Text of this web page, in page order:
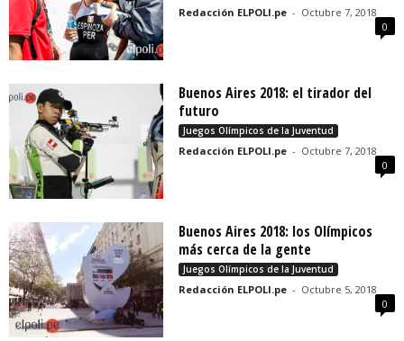
Redacción ELPOLI.pe - Octubre 7, 2018
0
Buenos Aires 2018: el tirador del
futuro
Juegos Olímpicos de la Juventud
Redacción ELPOLI.pe - Octubre 7, 2018
0
Buenos Aires 2018: los Olímpicos
más cerca de la gente
Juegos Olímpicos de la Juventud
Redacción ELPOLI.pe - Octubre 5, 2018
0